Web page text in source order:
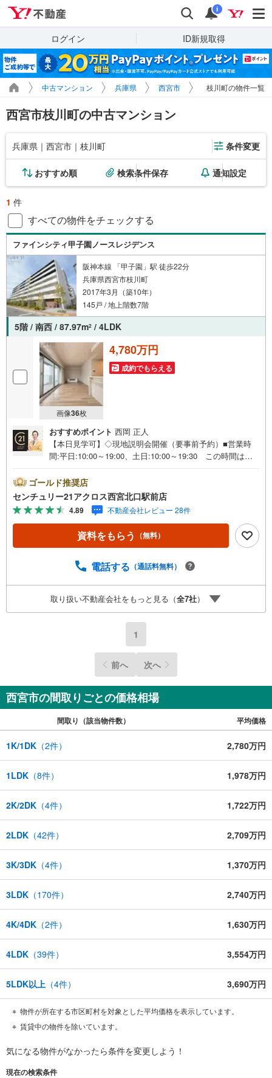
検索 通知
i
ログイン ID新規取得
中古マンション 兵庫県 西宮市 枝川町の物件一覧
西宮市枝川町の中古マンション
兵庫県｜西宮市｜枝川町 条件変更
おすすめ順 検索条件保存 通知設定
1 件
すべての物件をチェックする
ファインシティ甲子園ノースレジデンス
阪神本線 「甲子園」駅 徒歩22分
兵庫県西宮市枝川町
2017年3月（築10年）
145戸 / 地上階数7階
5階 / 南西 / 87.97m2 / 4LDK
画像36枚
4,780万円
成約でもらえる
おすすめポイント 西岡 正人
【本日見学可】◇現地説明会開催（要事前予約）■営業時
間:平日:10:00～19:00、土日:10:00～19:30 この時間はお
含む2面バルコニー！5階部分角住戸につき陽当たりよく開
放感があります♪ペットの飼育が可能な物件です○センチュ
リー21アクロスグループの3つの特徴○■センチュリー21グ
ループで28年連続No.1（1997年～2024年兵庫地区仲介実
績） 西宮・尼崎・伊丹・宝塚にて8店舗展開中。阪神間で
の購入や売却は当店にお任せ下さい■お客様駐車場、キッズ
が、お車でのお越しも大歓迎です。 お子様連れでもご安
当店では2000万円台の新築戸建や、1000万円台の中古マン
ションを始め多数物件を取り扱っています。Yahoo！不動
産に掲載しきれない物件もご紹介できます。お気軽にお問
合せください。弊社ホームページへは「C21アクロス」で
ゴールド推奨店
センチュリー21アクロス西宮北口駅前店
4.89 不動産会社レビュー 28件
資料をもらう （無料）
電話する （通話料無料）
取り扱い不動産会社をもっと見る（全7社）
1
前へ 次へ
西宮市の間取りごとの価格相場
間取り（該当物件数） 平均価格
1K/1DK （2件） 2,780万円
1LDK （8件） 1,978万円
2K/2DK （4件） 1,722万円
2LDK （42件） 2,709万円
3K/3DK （4件） 1,370万円
3LDK （170件） 2,740万円
4K/4DK （2件） 1,630万円
4LDK （39件） 3,554万円
5LDK以上 （4件） 3,690万円
物件が所在する市区町村を対象とした平均価格を表示しています。
賃貸中の物件を除いています。
気になる物件がなかったら条件を変更しよう！
現在の検索条件